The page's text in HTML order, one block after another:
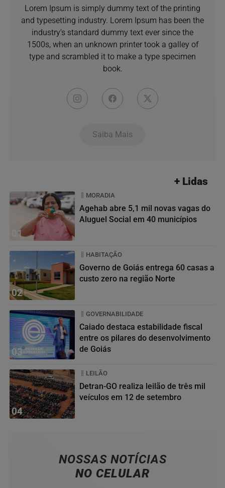
Lorem Ipsum is simply dummy text of the printing
and typesetting industry. Lorem Ipsum has been the
industry's standard dummy text ever since the
1500s, when an unknown printer took a galley of
type and scrambled it to make a type specimen
book.
Saiba Mais
+ Lidas
01
MORADIA
Agehab abre 5,1 mil novas vagas do
Aluguel Social em 40 municípios
02
HABITAÇÃO
Governo de Goiás entrega 60 casas a
custo zero na região Norte
03
GOVERNABILIDADE
Caiado destaca estabilidade fiscal
entre os pilares do desenvolvimento
de Goiás
04
LEILÃO
Detran-GO realiza leilão de três mil
veículos em 12 de setembro
NOSSAS NOTÍCIAS
NO CELULAR